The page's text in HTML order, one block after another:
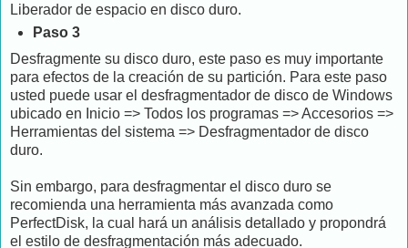
Liberador de espacio en disco duro.
Paso 3
Desfragmente su disco duro, este paso es muy importante
para efectos de la creación de su partición. Para este paso
usted puede usar el desfragmentador de disco de Windows
ubicado en Inicio => Todos los programas => Accesorios =>
Herramientas del sistema => Desfragmentador de disco
duro.
Sin embargo, para desfragmentar el disco duro se
recomienda una herramienta más avanzada como
PerfectDisk, la cual hará un análisis detallado y propondrá
el estilo de desfragmentación más adecuado.